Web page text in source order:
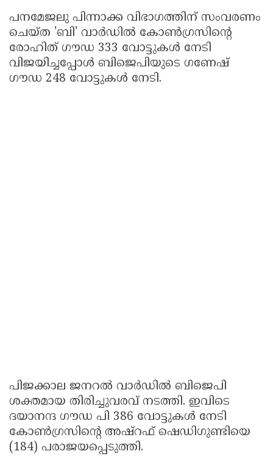
പനമേജലു പിന്നാക്ക വിഭാഗത്തിന് സംവരണം
ചെയ്ത 'ബി' വാർഡിൽ കോൺഗ്രസിൻ്റെ
രോഹിത് ഗൗഡ 333 വോട്ടുകൾ നേടി
വിജയിച്ചപ്പോൾ ബിജെപിയുടെ ഗണേഷ്
ഗൗഡ 248 വോട്ടുകൾ നേടി.
പിജക്കാല ജനറൽ വാർഡിൽ ബിജെപി
ശക്തമായ തിരിച്ചുവരവ് നടത്തി. ഇവിടെ
ദയാനന്ദ ഗൗഡ പി 386 വോട്ടുകൾ നേടി
കോൺഗ്രസിൻ്റെ അഷ്‌റഫ് ഷെഡിഗുണ്ടിയെ
(184) പരാജയപ്പെടുത്തി.